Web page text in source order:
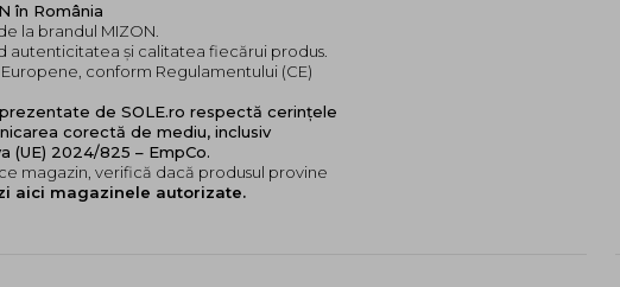
în România
la brandul MIZON.
autenticitatea și calitatea fiecărui produs.
conform Regulamentului (CE)
de SOLE.ro respectă cerințele
corectă de mediu, inclusiv
(UE) 2024/825 – EmpCo.
magazin, verifică dacă produsul provine
aici magazinele autorizate.